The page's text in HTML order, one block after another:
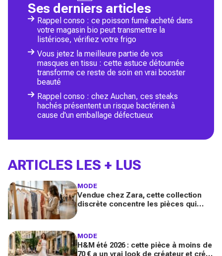
Ses derniers articles
Rappel conso : ce poisson fumé acheté dans
votre magasin bio peut transmettre la
listériose, vérifiez votre frigo
Vous jetez la meilleure partie de vos
masques en tissu : cette astuce détournée
transforme ce reste de soin en vrai booster
beauté
Rappel conso : chez Auchan, ces steaks
hachés présentent un risque bactérien à
cause d'un emballage défectueux
ARTICLES LES + LUS
MODE
Vendue chez Zara, cette collection
discrète concentre les pièces qui
MODE
H&M été 2026 : cette pièce à moins de
70 € a un vrai look de créateur et crée